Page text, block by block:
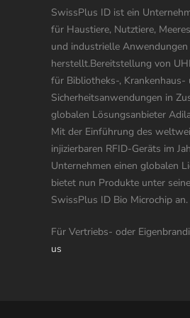
SwissPlus ID ist ein
für Haustiere, Nutztiere,
und industrielle
herstellt.Bereitstellung von
für Bibliotheks-, Krankenhaus-
Sicherheitsanwendungen in
globalen Lösungsanbieter
Mit der Einführung des
injizierbaren RFID-Geräts im
Unternehmen einen globalen
bietet nun Produkte unter
SwissPlus ID Bio Microchip an.
Für Vertriebs- oder
us